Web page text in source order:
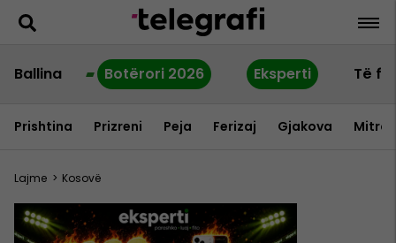
Ballina Botërori 2026 Eksperti Të
Prishtina Prizreni Peja Ferizaj Gjakova
Lajme > Kosovë